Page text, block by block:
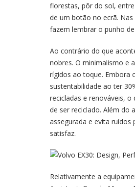
florestas, pôr do sol,
de um botão no ecrã.
fazem lembrar o punho
Ao contrário do que
nobres. O minimalismo e
rígidos ao toque. Embora
sustentabilidade ao ter
recicladas e renováveis,
de ser reciclado. Além do
assegurada e evita
satisfaz.
Relativamente a